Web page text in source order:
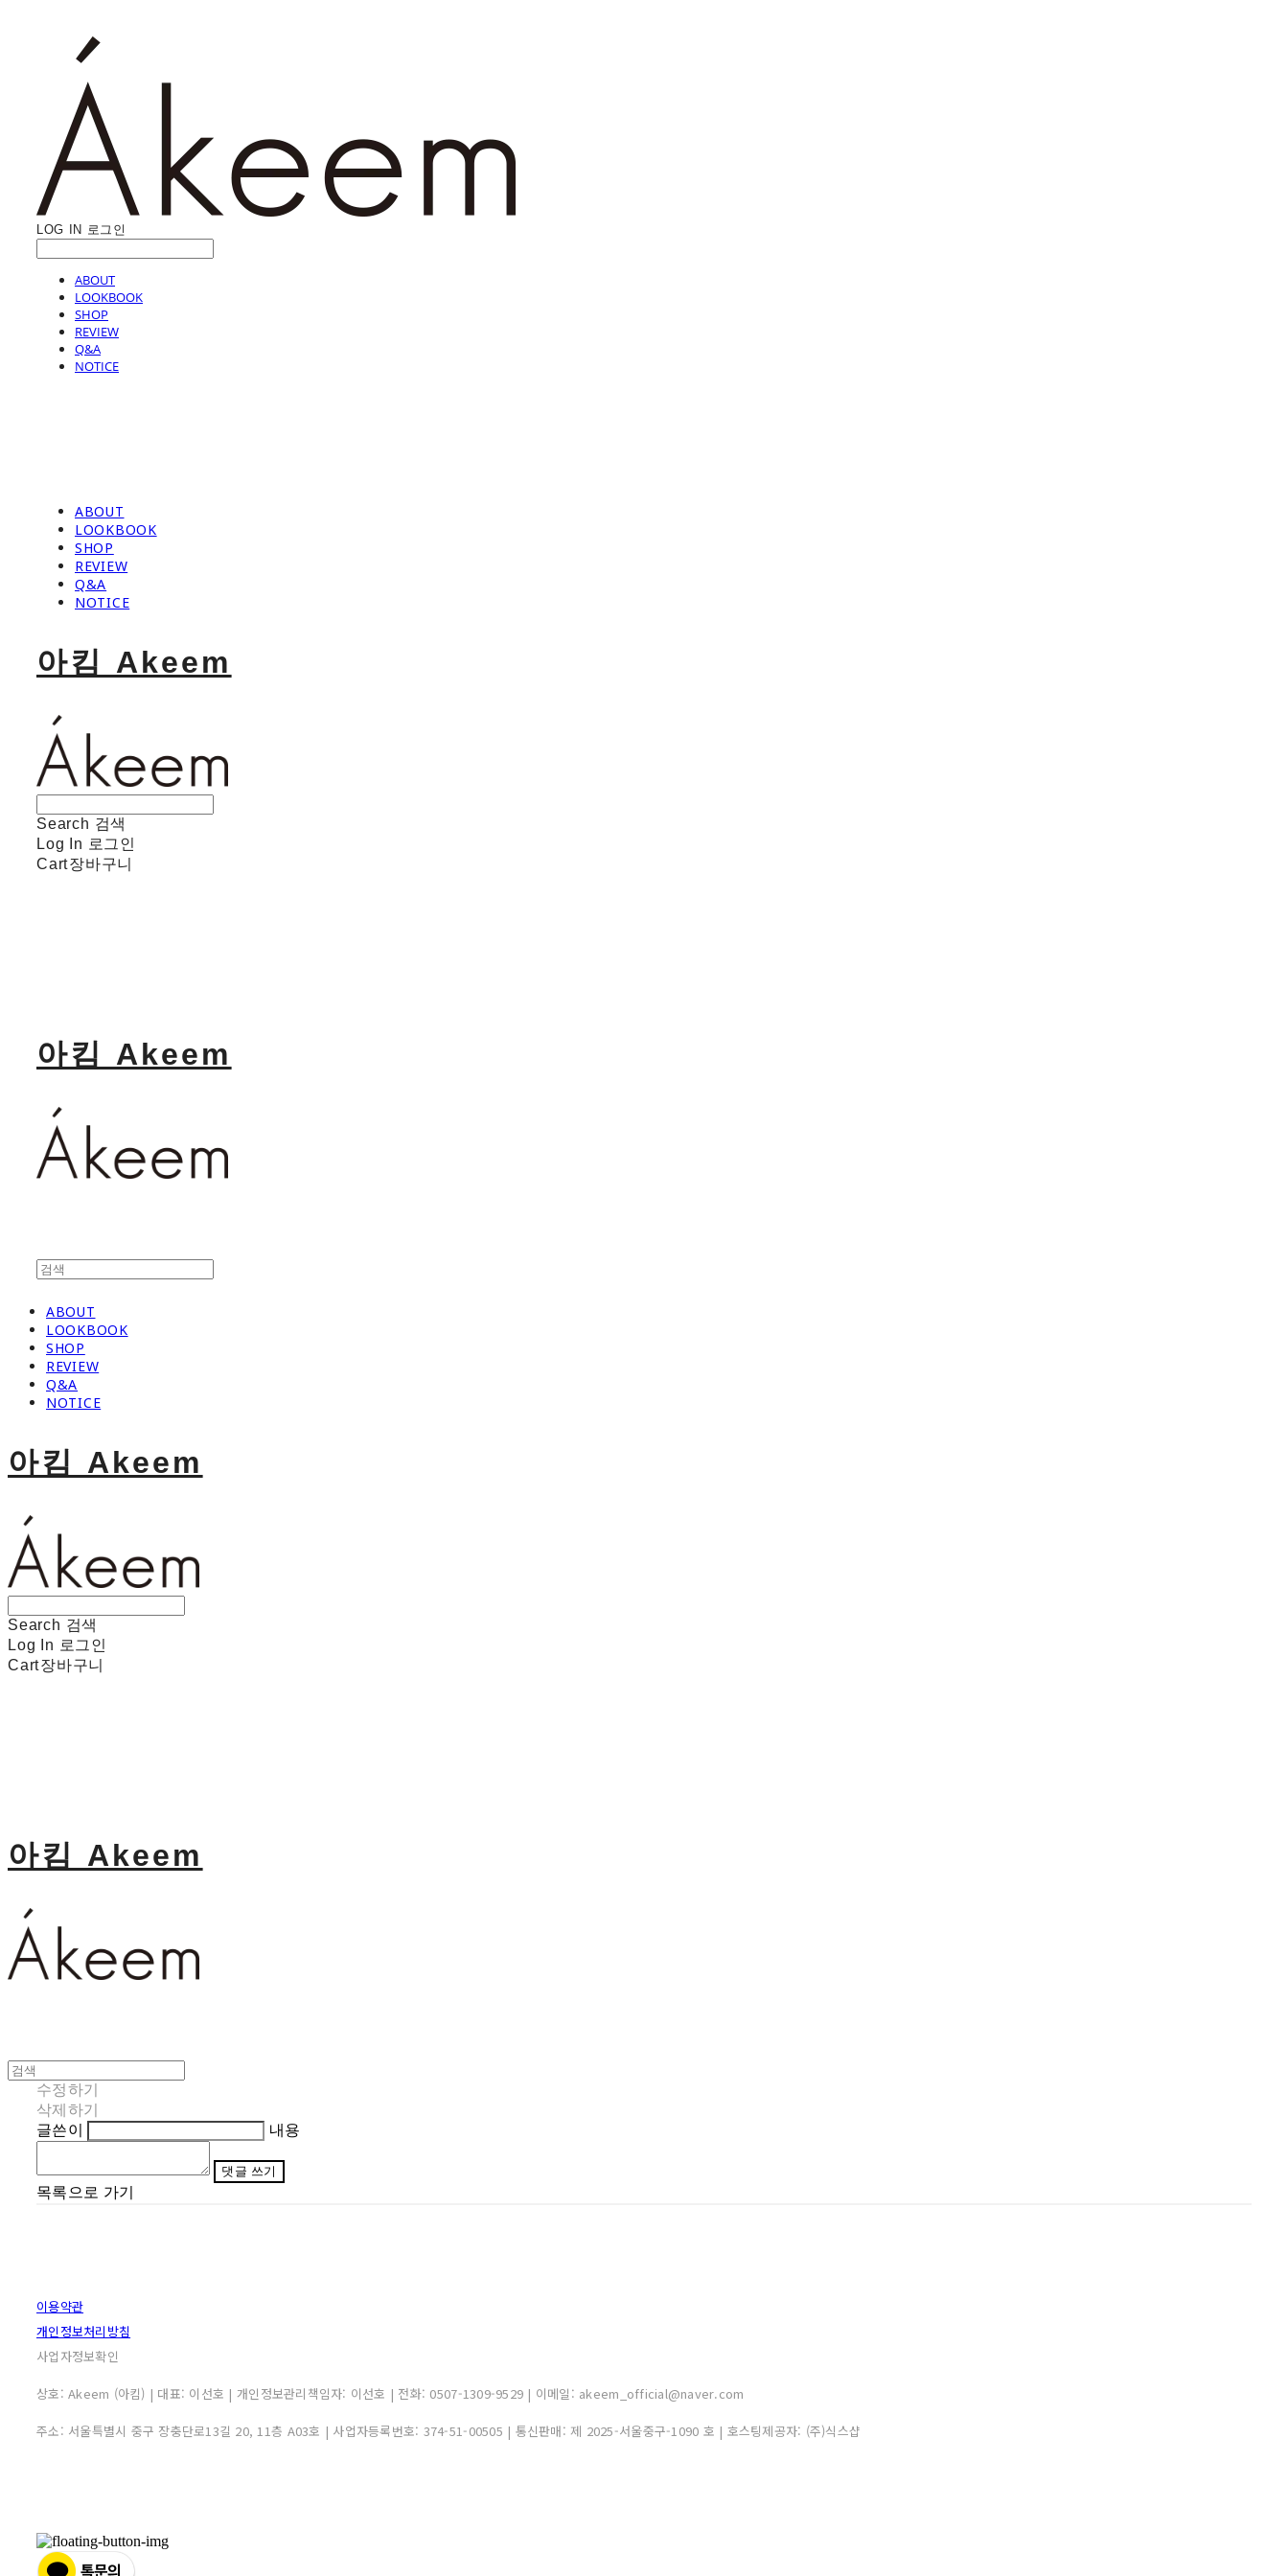
LOG IN 로그인
ABOUT
LOOKBOOK
SHOP
REVIEW
Q&A
NOTICE
ABOUT
LOOKBOOK
SHOP
REVIEW
Q&A
NOTICE
아킴 Akeem
Search 검색
Log In 로그인
Cart장바구니
아킴 Akeem
ABOUT
LOOKBOOK
SHOP
REVIEW
Q&A
NOTICE
아킴 Akeem
Search 검색
Log In 로그인
Cart장바구니
아킴 Akeem
수정하기
삭제하기
글쓴이
내용
댓글 쓰기
목록으로 가기
이용약관
개인정보처리방침
사업자정보확인
상호: Akeem (아킴) | 대표: 이선호 | 개인정보관리책임자: 이선호 | 전화: 0507-1309-9529 | 이메일: akeem_official@naver.com
주소: 서울특별시 중구 장충단로13길 20, 11층 A03호 | 사업자등록번호: 374-51-00505 | 통신판매: 제 2025-서울중구-1090 호 | 호스팅제공자: (주)식스샵